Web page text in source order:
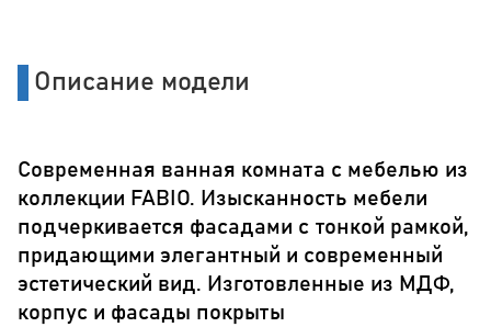
Описание модели
Современная ванная комната с мебелью из
коллекции FABIO. Изысканность мебели
подчеркивается фасадами с тонкой рамкой,
придающими элегантный и современный
эстетический вид. Изготовленные из МДФ,
корпус и фасады покрыты